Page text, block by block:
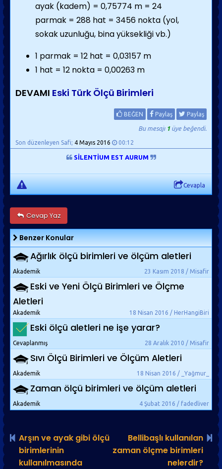
ayak (kadem) = 0,75774 m = 24
parmak = 288 hat = 3456 nokta (yol,
sokak uzunluğu, bina yüksekliği vb.)
1 parmak = 12 hat = 0,03157 m
1 hat = 12 nokta = 0,00263 m
DEVAMI Eski Türk Ölçü Birimleri
BEĞEN Paylaş Paylaş
Bu mesajı 1üye beğendi.
Son düzenleyen Safi; 4 Mayıs 2016 00:12
SİLENTİUM EST AURUM
Cevapla
Cevap Yaz
Benzer Konular
Ağırlık ölçü birimleri ve ölçüm aletleri
23 Kasım 2018 / Misafir
Akademik
Eski ve Yeni Ölçü Birimleri ve Ölçme
Aletleri
18 Nisan 2016 / HerHangiBiri
Akademik
Eski ölçü aletleri ne işe yarar?
28 Aralık 2010 / Misafir
Cevaplanmış
Sıvı Ölçü Birimleri ve Ölçüm Aletleri
18 Nisan 2016 / _Yağmur_
Akademik
Zaman ölçü birimleri ve ölçüm aletleri
4 Şubat 2016 / fadedliver
Akademik
Arşın ve ayak gibi ölçü
birimlerinin
kullanılmasında
Bellibaşlı kullanılan
zaman ölçme birimleri
nelerdir?